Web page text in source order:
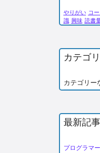
やりがい コ
識 興味 読書
カテゴ
カテゴリー
最新記事
プログラマ